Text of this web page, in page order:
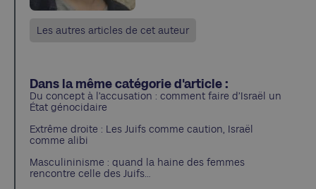
Les autres articles de cet auteur
Dans la même catégorie d'article :
Du concept à l’accusation : comment faire d’Israël un
État génocidaire
Extrême droite : Les Juifs comme caution, Israël
comme alibi
Masculininisme : quand la haine des femmes
rencontre celle des Juifs…